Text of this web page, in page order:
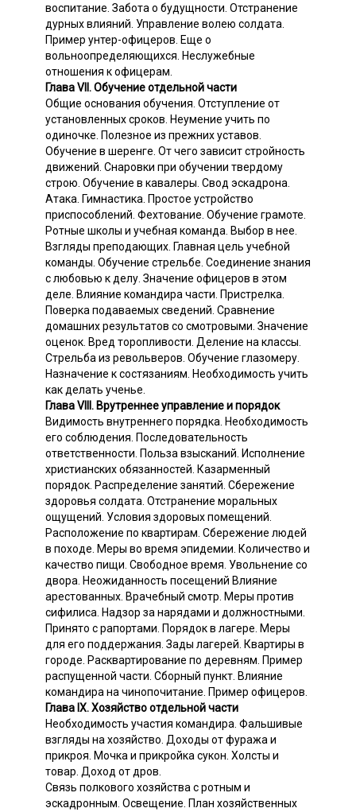
воспитание. Забота о будущности. Отстранение
дурных влияний. Управление волею солдата.
Пример унтер-офицеров. Еще о
вольноопределяющихся. Неслужебные
отношения к офицерам.
Глава VII. Обучение отдельной части
Общие основания обучения. Отступление от
установленных сроков. Неумение учить по
одиночке. Полезное из прежних уставов.
Обучение в шеренге. От чего зависит стройность
движений. Снаровки при обучении твердому
строю. Обучение в кавалеры. Свод эскадрона.
Атака. Гимнастика. Простое устройство
приспособлений. Фехтование. Обучение грамоте.
Ротные школы и учебная команда. Выбор в нее.
Взгляды преподающих. Главная цель учебной
команды. Обучение стрельбе. Соединение знания
с любовью к делу. Значение офицеров в этом
деле. Влияние командира части. Пристрелка.
Поверка подаваемых сведений. Cpaвнение
домашних результатов со смотровыми. Значение
оценок. Вред торопливости. Деление на классы.
Стрельба из револьверов. Обучение глазомеру.
Назначение к состязаниям. Необходимость учить
как делать ученье.
Глава VIII. Врутреннее управление и порядок
Видимость внутреннего порядка. Необходимость
его соблюдения. Последовательность
ответственности. Польза взысканий. Исполнение
христианских обязанностей. Казарменный
порядок. Распределение занятий. Сбережение
здоровья солдата. Отстранение моральных
ощущений. Условия здоровых помещений.
Расположение по квартирам. Сбережение людей
в походе. Меры во время эпидемии. Количество и
качество пищи. Свободное время. Увольнение со
двора. Неожиданность посещений Влияние
арестованных. Врачебный смотр. Меры против
сифилиса. Надзор за нарядами и должностными.
Принято с рапортами. Порядок в лагере. Меры
для его поддержания. Зады лагерей. Квартиры в
городе. Расквартирование по деревням. Пример
распущенной части. Сборный пункт. Влияние
командира на чинопочитание. Пример офицеров.
Глава IX. Хозяйство отдельной части
Необходимость участия командира. Фальшивые
взгляды на хозяйство. Доходы от фуража и
прикроя. Мочка и прикройка сукон. Холсты и
товар. Доход от дров.
Связь полкового хозяйства с ротным и
эскадронным. Освещение. План хозяйственных